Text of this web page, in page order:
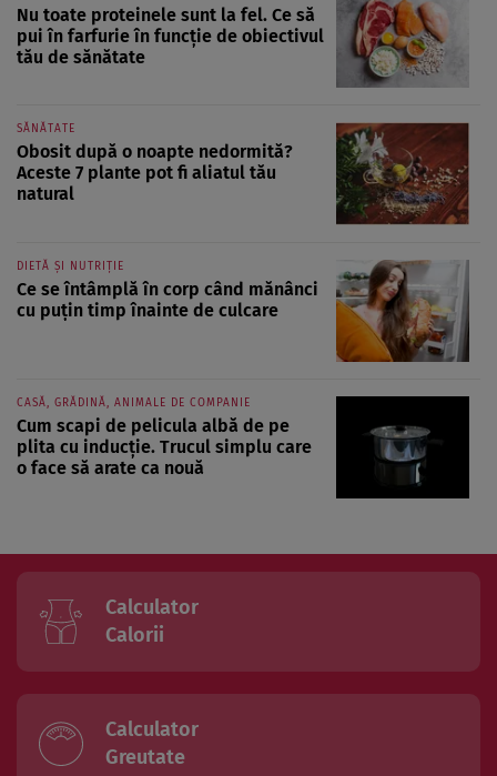
Nu toate proteinele sunt la fel. Ce să
pui în farfurie în funcție de obiectivul
tău de sănătate
SĂNĂTATE
Obosit după o noapte nedormită?
Aceste 7 plante pot fi aliatul tău
natural
DIETĂ ȘI NUTRIȚIE
Ce se întâmplă în corp când mănânci
cu puțin timp înainte de culcare
CASĂ, GRĂDINĂ, ANIMALE DE COMPANIE
Cum scapi de pelicula albă de pe
plita cu inducție. Trucul simplu care
o face să arate ca nouă
Calculator
Calorii
Calculator
Greutate